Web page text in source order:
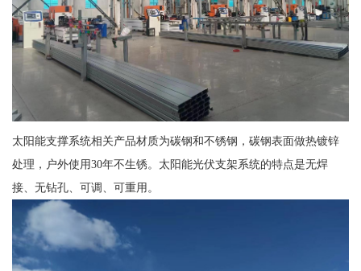
太阳能支撑系统相关产品材质为碳钢和不锈钢，碳钢表面做热镀锌
处理，户外使用30年不生锈。太阳能光伏支架系统的特点是无焊
接、无钻孔、可调、可重用。